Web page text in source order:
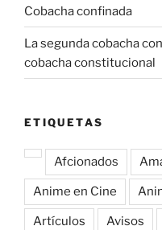
Cobacha confinada
La segunda cobacha
cobacha constitucional
ETIQUETAS
Afcionados
Anime en Cine
Artículos Avisos